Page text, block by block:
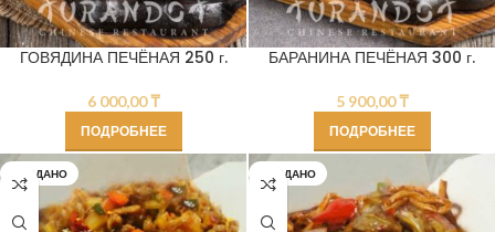
ГОВЯДИНА ПЕЧЁНАЯ 250 г.
6 000,00₸
ПОДРОБНЕЕ
БАРАНИНА ПЕЧЁНАЯ 300 г.
5 900,00₸
ПОДРОБНЕЕ
ПРОДАНО ПРОДАНО